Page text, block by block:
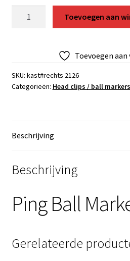
Toevoegen aan
Toevoegen
SKU: kast#rechts 2126
Categorieën: Head clips / ball markers
Beschrijving
Beschrijving
Ping Ball
Gerelateerde